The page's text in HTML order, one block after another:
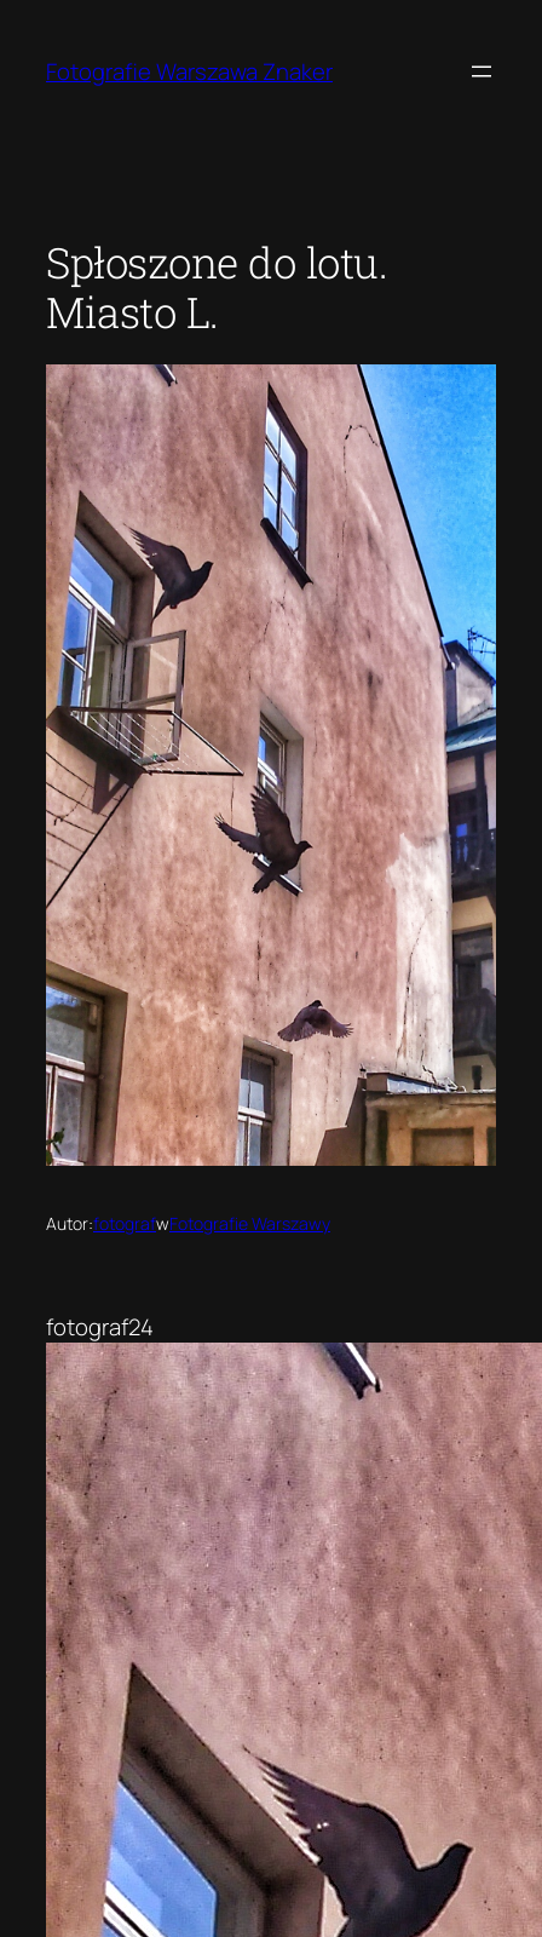
treściFotografie Warszawa Znaker
Spłoszone do lotu.
Miasto L.
Autor:fotografwFotografie Warszawy
fotograf24